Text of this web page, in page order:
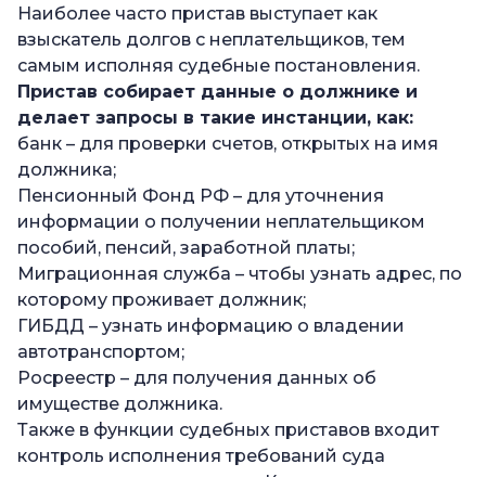
Наиболее часто пристав выступает как
взыскатель долгов с неплательщиков, тем
самым исполняя судебные постановления.
Пристав собирает данные о должнике и
делает запросы в такие инстанции, как:
банк – для проверки счетов, открытых на имя
должника;
Пенсионный Фонд РФ – для уточнения
информации о получении неплательщиком
пособий, пенсий, заработной платы;
Миграционная служба – чтобы узнать адрес, по
которому проживает должник;
ГИБДД – узнать информацию о владении
автотранспортом;
Росреестр – для получения данных об
имуществе должника.
Также в функции судебных приставов входит
контроль исполнения требований суда